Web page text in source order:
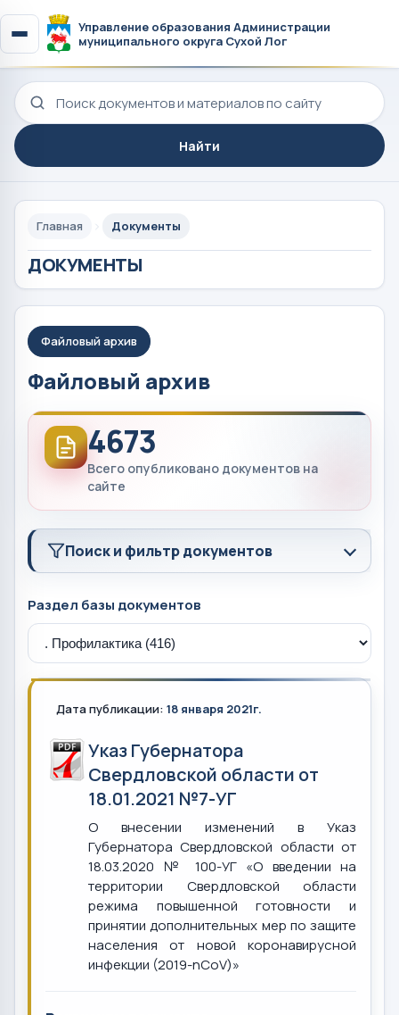
Управление образования Администрации
муниципального округа Сухой Лог
Поиск по сайту
Найти
Главная Документы
ДОКУМЕНТЫ
Файловый архив
Файловый архив
4673
Всего опубликовано документов на
сайте
Поиск и фильтр документов
Раздел базы документов
Дата публикации: 18 января 2021г.
Указ Губернатора
Свердловской области от
18.01.2021 №7-УГ
О внесении изменений в Указ
Губернатора Свердловской области от
18.03.2020 № 100-УГ «О введении на
территории Свердловской области
режима повышенной готовности и
принятии дополнительных мер по защите
населения от новой коронавирусной
инфекции (2019-nCoV)»